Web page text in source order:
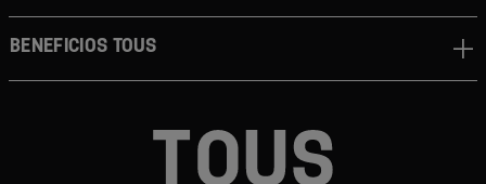
Beneficios TOUS